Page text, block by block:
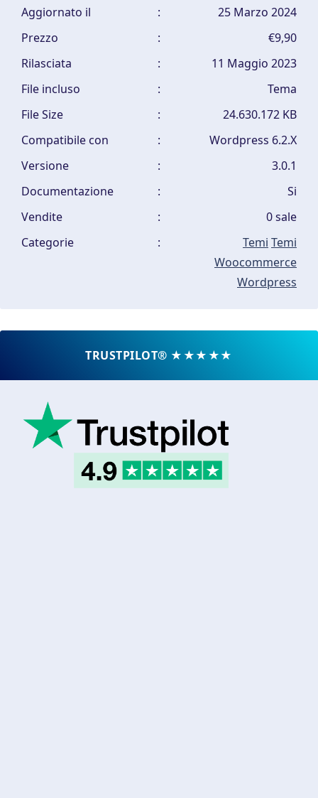
Aggiornato il :
25 Marzo 2024
Prezzo
:
€9,90
Rilasciata
:
11 Maggio 2023
File incluso
:
Tema
File Size
:
24.630.172 KB
Compatibile con
:
Wordpress 6.2.X
Versione
:
3.0.1
Documentazione
:
Si
Vendite
:
0 sale
Categorie
: Temi Temi
Woocommerce
Wordpress
TRUSTPILOT® ★★★★★